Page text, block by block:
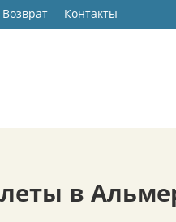
Возврат Контакты
в